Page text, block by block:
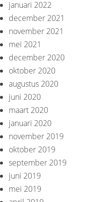
januari 2022
december 2021
november 2021
mei 2021
december 2020
oktober 2020
augustus 2020
juni 2020
maart 2020
januari 2020
november 2019
oktober 2019
september 2019
juni 2019
mei 2019